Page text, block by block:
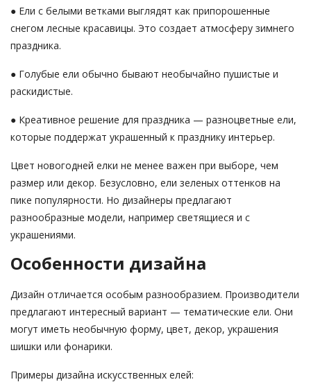
● Ели с белыми ветками выглядят как припорошенные
снегом лесные красавицы. Это создает атмосферу зимнего
праздника.
● Голубые ели обычно бывают необычайно пушистые и
раскидистые.
● Креативное решение для праздника — разноцветные ели,
которые поддержат украшенный к празднику интерьер.
Цвет новогодней елки не менее важен при выборе, чем
размер или декор. Безусловно, ели зеленых оттенков на
пике популярности. Но дизайнеры предлагают
разнообразные модели, например светящиеся и с
украшениями.
Особенности дизайна
Дизайн отличается особым разнообразием. Производители
предлагают интересный вариант — тематические ели. Они
могут иметь необычную форму, цвет, декор, украшения
шишки или фонарики.
Примеры дизайна искусственных елей: